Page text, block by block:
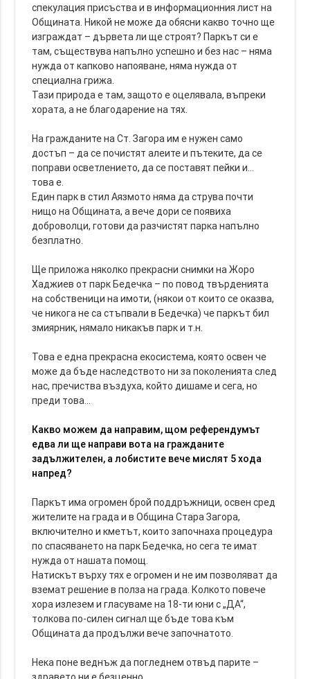
спекулация присъства и в информационния лист на
Общината. Никой не може да обясни какво точно ще
изграждат – дървета ли ще строят? Паркът си е
там, съществува напълно успешно и без нас – няма
нужда от капково напояване, няма нужда от
специална грижа.
Тази природа е там, защото е оцелявала, въпреки
хората, а не благодарение на тях.
На гражданите на Ст. Загора им е нужен само
достъп – да се почистят алеите и пътеките, да се
поправи осветлението, да се поставят пейки и…
това е.
Един парк в стил Аязмото няма да струва почти
нищо на Общината, а вече дори се появиха
доброволци, готови да разчистят парка напълно
безплатно.
Ще приложа няколко прекрасни снимки на Жоро
Хаджиев от парк Бедечка – по повод твърденията
на собственици на имоти, (някои от които се оказва,
че никога не са стъпвали в Бедечка) че паркът бил
змиярник, нямало никакъв парк и т.н.
Това е една прекрасна екосистема, която освен че
може да бъде наследството ни за поколенията след
нас, пречиства въздуха, който дишаме и сега, но
преди това…
Какво можем да направим, щом референдумът
едва ли ще направи вота на гражданите
задължителен, а лобистите вече мислят 5 хода
напред?
Паркът има огромен брой поддръжници, освен сред
жителите на града и в Община Стара Загора,
включително и кметът, които започнаха процедура
по спасяването на парк Бедечка, но сега те имат
нужда от нашата помощ.
Натискът върху тях е огромен и не им позволяват да
вземат решение в полза на града. Колкото повече
хора излезем и гласуваме на 18-ти юни с „ДА“,
толкова по-силен сигнал ще бъде това към
Общината да продължи вече започнатото.
Нека поне веднъж да погледнем отвъд парите –